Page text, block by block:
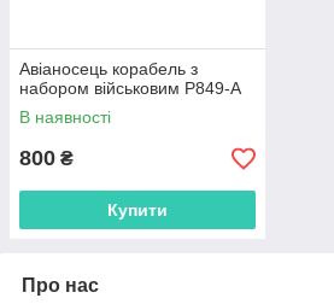
Авіаносець корабель з
набором військовим P849-A
В наявності
800 ₴
Купити
Про нас